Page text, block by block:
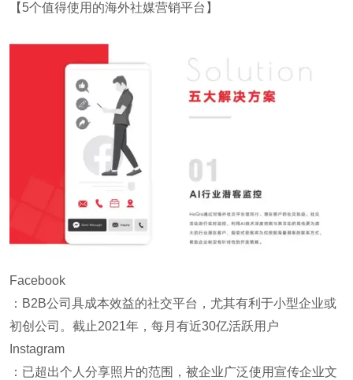
【5个值得使用的海外社媒营销平台】
Facebook
：B2B公司具成本效益的社交平台，尤其有利于小型企业或
初创公司。截止2021年，每月有近30亿活跃用户
Instagram
：已超出个人分享照片的范围，被企业广泛使用宣传企业文